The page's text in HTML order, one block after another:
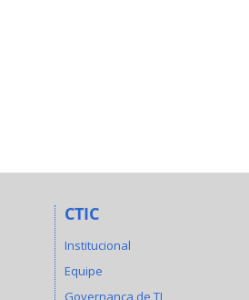
CTIC
Institucional
Equipe
Governança de TI